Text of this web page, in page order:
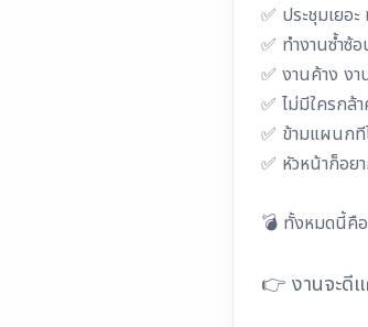
✅ ประชุมเยอ
✅ ทำงานซ้ำซ้อ
✅ งานค้าง งา
✅ ไม่มีใครกล้
✅ ข้ามแผนกที
✅ หัวหน้าก็อย
💣 ทั้งหมดนี้คื
👉 งานจะดีแ